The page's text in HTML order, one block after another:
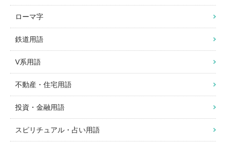
ローマ字
鉄道用語
V系用語
不動産・住宅用語
投資・金融用語
スピリチュアル・占い用語